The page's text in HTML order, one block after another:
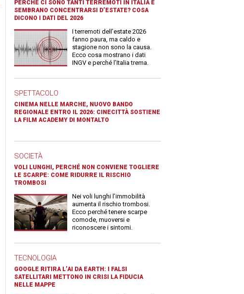
PERCHÉ CI SONO TANTI TERREMOTI IN ITALIA E
SEMBRANO CONCENTRARSI D’ESTATE? COSA
DICONO I DATI DEL 2026
I terremoti dell’estate 2026
fanno paura, ma caldo e
stagione non sono la causa.
Ecco cosa mostrano i dati
INGV e perché l’Italia trema.
SPETTACOLO
CINEMA NELLE MARCHE, NUOVO BANDO
REGIONALE ENTRO IL 2026: CINECITTÀ SOSTIENE
LA FILM ACADEMY DI MONTALTO
SOCIETÀ
VOLI LUNGHI, PERCHÉ NON CONVIENE TOGLIERE
LE SCARPE: COME RIDURRE IL RISCHIO
TROMBOSI
Nei voli lunghi l’immobilità
aumenta il rischio trombosi.
Ecco perché tenere scarpe
comode, muoversi e
riconoscere i sintomi.
TECNOLOGIA
GOOGLE RITIRA L’AI DA EARTH: I FALSI
SATELLITARI METTONO IN CRISI LA FIDUCIA
NELLE MAPPE